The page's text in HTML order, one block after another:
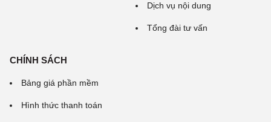
Dịch vụ nội dung
Tổng đài tư vấn
CHÍNH SÁCH
Bảng giá phần mềm
Hình thức thanh toán